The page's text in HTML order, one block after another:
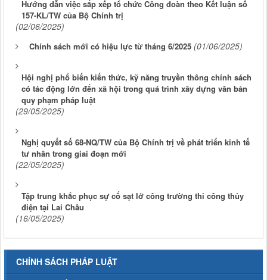
Hướng dẫn việc sắp xếp tổ chức Công đoàn theo Kết luận số
157-KL/TW của Bộ Chính trị
(02/06/2025)
Chính sách mới có hiệu lực từ tháng 6/2025 (01/06/2025)
Hội nghị phổ biến kiến thức, kỹ năng truyền thông chính sách
có tác động lớn đến xã hội trong quá trình xây dựng văn bản
quy phạm pháp luật
(29/05/2025)
Nghị quyết số 68-NQ/TW của Bộ Chính trị về phát triển kinh tế
tư nhân trong giai đoạn mới
(22/05/2025)
Tập trung khắc phục sự cố sạt lở công trường thi công thủy
điện tại Lai Châu
(16/05/2025)
CHÍNH SÁCH PHÁP LUẬT